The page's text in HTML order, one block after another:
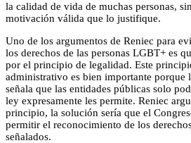
la calidad de vida de muchas personas,
motivación válida que lo justifique.
Uno de los argumentos de Reniec para
los derechos de las personas LGBT+ es
por el principio de legalidad. Este
administrativo es bien importante porque
señala que las entidades públicas solo
ley expresamente les permite. Reniec
principio, la solución sería que el
permitir el reconocimiento de los
señalados.